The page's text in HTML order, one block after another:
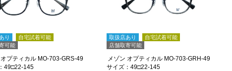
り
自宅試着可能
可能
オプティカル MO-703-GRS-49
49□22-145
取扱店あり
自宅試着可能
店舗取寄可能
メゾン オプティカル MO-703-GRH-49
サイズ：49□22-145